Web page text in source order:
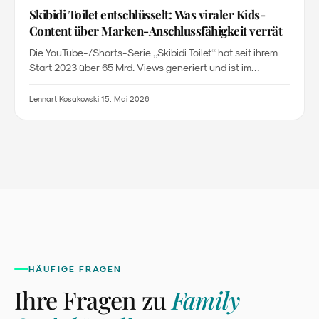
Skibidi Toilet entschlüsselt: Was viraler Kids-
Content über Marken-Anschlussfähigkeit verrät
Die YouTube-/Shorts-Serie„Skibidi Toilet“hat seit ihrem
Start 2023 über 65 Mrd. Views generiert und ist im
Marketing-Entscheider:innen bleibt das Phänomen
Lennart Kosakowski·15. Mai 2026
HÄUFIGE FRAGEN
Ihre Fragen zu Family